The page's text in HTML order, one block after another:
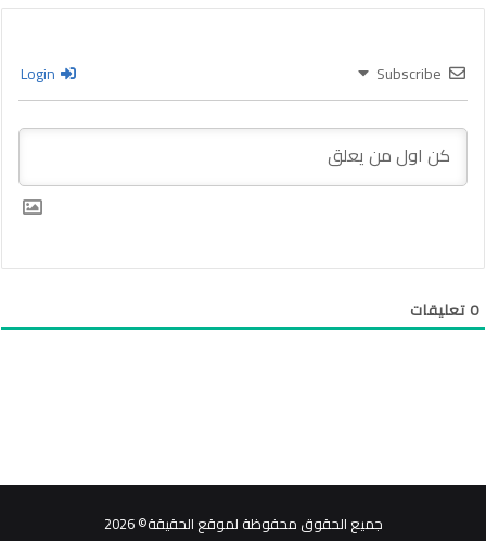
Subscribe
0تعليقات
جميع الحقوق محفوظة لموقع الحقيقة© 2026